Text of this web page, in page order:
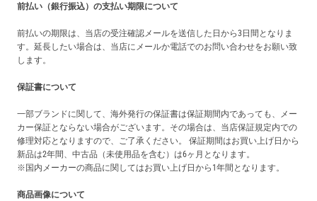
前払い（銀行振込）の支払い期限について
前払いの期限は、当店の受注確認メールを送信した日から3日間となりま
す。延長したい場合は、当店にメールか電話でのお問い合わせをお願い致
します。
保証書について
一部ブランドに関して、海外発行の保証書は保証期間内であっても、メー
カー保証とならない場合がございます。その場合は、当店保証規定内での
修理対応となりますので、ご了承ください。 保証期間はお買い上げ日から
新品は2年間、中古品（未使用品を含む）は6ヶ月となります。
※国内メーカーの商品に関してはお買い上げ日から1年間となります。
商品画像について